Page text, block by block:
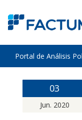
Portal de Análisis
03
Jun. 2020